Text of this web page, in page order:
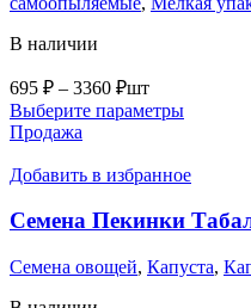
В наличии
695 ₽ – 3360 ₽шт
Выберите параметры
Продажа
Добавить в избранное
Семена Пекинки
Семена овощей, Капуста,